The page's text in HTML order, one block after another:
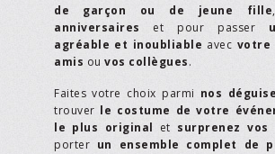
de garçon ou de jeune fille
anniversaires et pour passer
agréable et inoubliable avec votre
amis ou vos collègues.
Faites votre choix parmi nos
trouver le costume de votre
le plus original et surprenez vos
porter un ensemble complet de